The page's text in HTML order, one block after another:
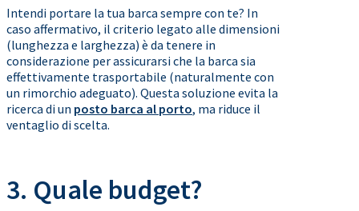
Intendi portare la tua barca sempre con te? In
caso affermativo, il criterio legato alle dimensioni
(lunghezza e larghezza) è da tenere in
considerazione per assicurarsi che la barca sia
effettivamente trasportabile (naturalmente con
un rimorchio adeguato). Questa soluzione evita la
ricerca di un posto barca al porto, ma riduce il
ventaglio di scelta.
3. Quale budget?